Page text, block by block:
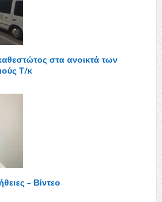
στα ανοικτά των
Τ/κ
– Βίντεο